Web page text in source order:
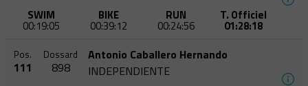
SWIM
00:19:05
BIKE
00:39:12
RUN
00:24:56
T. Officiel
01:28:18
Pos.
111
Dossard
898
Antonio Caballero Hernando
INDEPENDIENTE